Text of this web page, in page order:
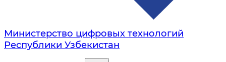
Министерство цифровых технологий
Республики Узбекистан